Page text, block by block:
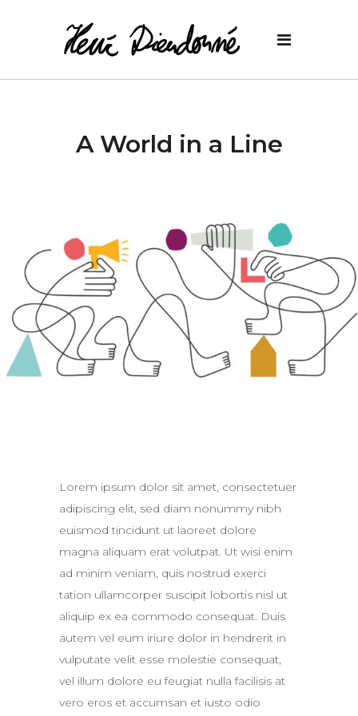
A World in a Line
Lorem ipsum dolor sit amet, consectetuer
adipiscing elit, sed diam nonummy nibh
euismod tincidunt ut laoreet dolore
magna aliquam erat volutpat. Ut wisi enim
ad minim veniam, quis nostrud exerci
tation ullamcorper suscipit lobortis nisl ut
aliquip ex ea commodo consequat. Duis
autem vel eum iriure dolor in hendrerit in
vulputate velit esse molestie consequat,
vel illum dolore eu feugiat nulla facilisis at
vero eros et accumsan et iusto odio